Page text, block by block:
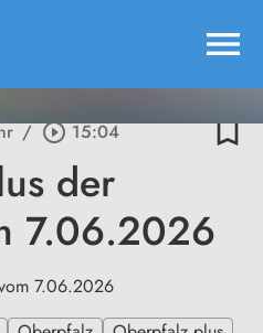
menu
/ play_circle_outline15:04 bookmark_border
der
7.06.2026
7.06.2026